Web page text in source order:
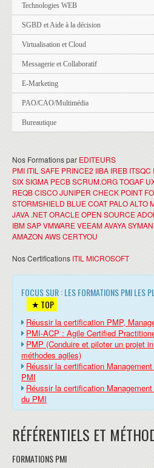
Technologies WEB
SGBD et Aide à la décision
Virtualisation et Cloud
Messagerie et Collaboratif
E-Marketing
PAO/CAO/Multimédia
Bureautique
Nos Formations par EDITEURS
PMI ITIL SAFE PRINCE2 IIBA IREB ITSQC
SIX SIGMA PECBSCRUM.ORGTOGAF
REQBCISCOJUNIPER CHECK POINT
STORMSHIELD BLUE COAT PALO ALTO
JAVA .NETORACLEOPEN SOURCE
IBMSAPVMWAREVEEAMAVAYA
AMAZON AWSCERTYOU
Nos Certifications ITIL MICROSOFT
FOCUS SUR : LES FORMATIONS PMI LES
TOP
Réussir la certification PMP,
PMI-ACP : Agile Certified
PMP (Conduire et piloter un projet
méthodes agiles)
Réussir la certification
PMI
Réussir la certification
du PMI
RÉFÉRENTIELS ET
FORMATIONS PMI